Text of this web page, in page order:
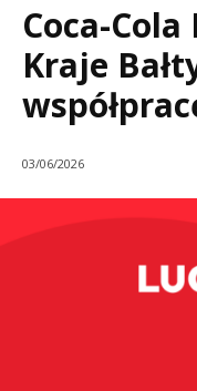
Coca-Cola
Kraje
03/06/2026